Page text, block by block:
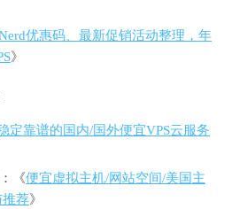
优惠码、最新促销活动整理，年
》
定靠谱的国内/国外便宜VPS云服务
《便宜虚拟主机/网站空间/美国主
推荐》